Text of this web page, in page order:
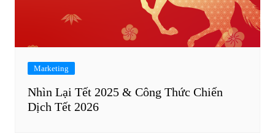
Marketing
Nhìn Lại Tết 2025 & Công Thức Chiến
Dịch Tết 2026